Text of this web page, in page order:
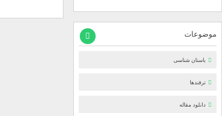
موضوعات
باستان شناسی
ترفندها
دانلود مقاله